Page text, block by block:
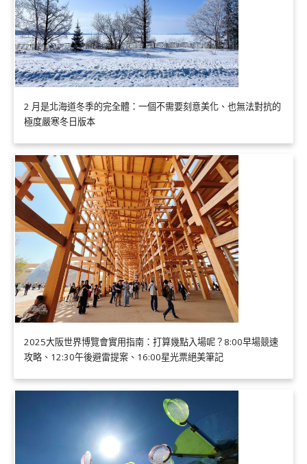
2 月是北海道冬季的完全體：一個不需要刻意美化、也無法對抗的
極度嚴寒冬日版本
2025大阪世界博覽會實用指南：打算幾點入場呢？8:00早場競速
攻略、12:30午後避雷提案、16:00星光票絕美筆記